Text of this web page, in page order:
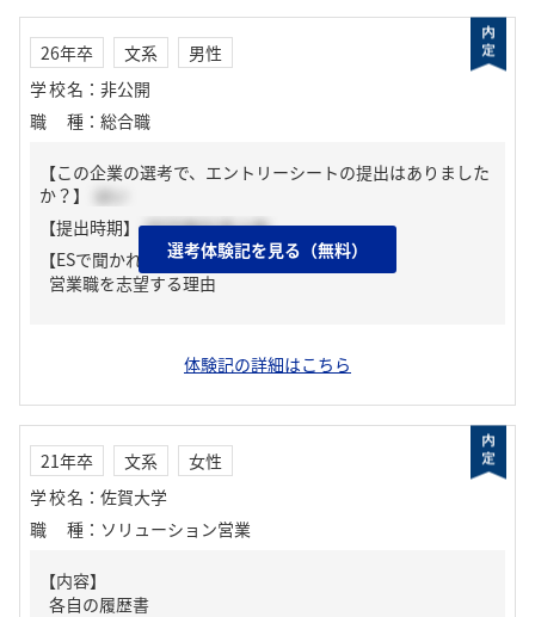
26年卒 文系
男性
学校名 ： 非公開
職種 ： 総合職
【この企業の選考で、エントリーシートの提出はありました
か？】
はい
【提出時期】 2025年01月上旬
【ESで聞かれた質問】
営業職を志望する理由
体験記の詳細はこちら
選考体験記を見る（無料）
21年卒 文系
女性
学校名 ： 佐賀大学
職種 ： ソリューション営業
【内容】
各自の履歴書